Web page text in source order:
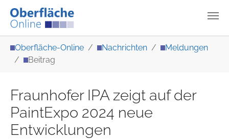
Oberfläche-Online Nachrichten
Meldungen
Beitrag
Fraunhofer IPA zeigt auf der
PaintExpo 2024 neue
Entwicklungen